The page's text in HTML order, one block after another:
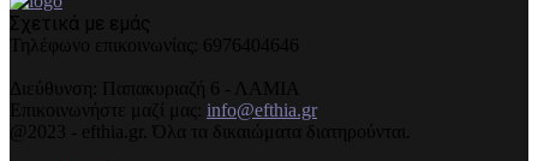
Σχετικά με εμάς
Τηλέφωνo επικοινωνίας: 6976404646
Διεύθυνση: Παπακυριαζή 6 - ΛΑΜΙΑ
Επικοινωνήστε μαζί μας: info@efthia.gr
@2023 - efthia.gr. Όλα τα δικαιώματα διατηρούνται.